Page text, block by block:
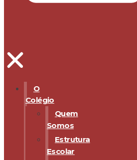
O
Colégio
Quem
Somos
Estrutura
Escolar